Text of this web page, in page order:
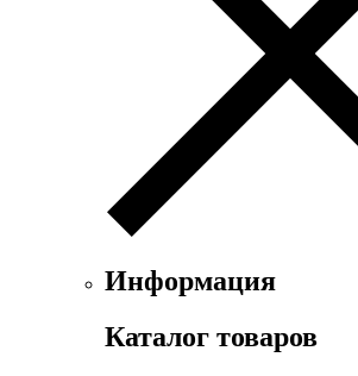
Информация
Каталог товаров